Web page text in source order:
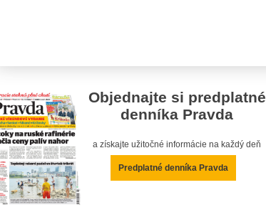
Objednajte si predplatné
denníka Pravda
a získajte užitočné informácie na každý deň
Predplatné denníka Pravda